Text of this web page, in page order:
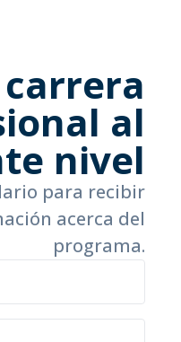
al
nivel
para recibir
acerca del
programa.